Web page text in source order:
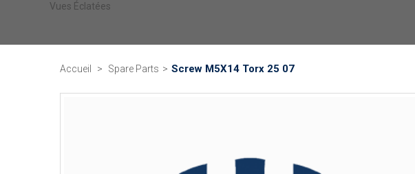
Vues Éclatées
Accueil > Spare Parts > Screw M5X14 Torx 25 07